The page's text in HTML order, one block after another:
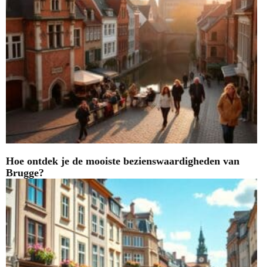
Hoe ontdek je de mooiste bezienswaardigheden van
Brugge?